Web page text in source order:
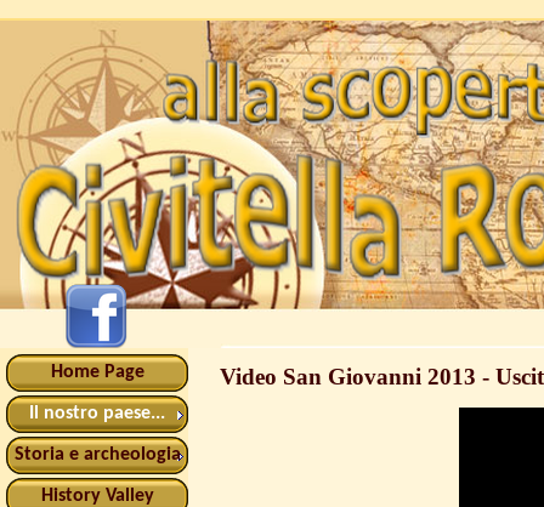
Home Page
Il nostro paese...
Storia e archeologia
History Valley
Video San Giovanni 2013 -